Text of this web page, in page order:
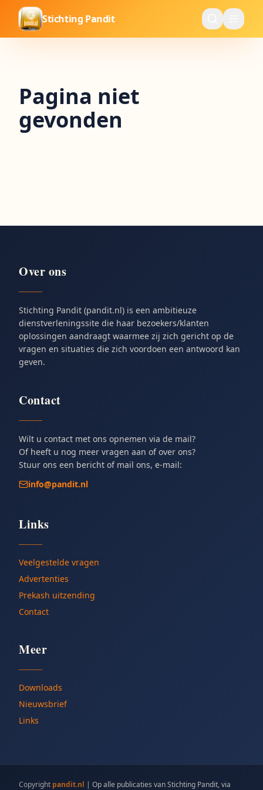
Stichting Pandit
Pagina niet
gevonden
Over ons
Stichting Pandit (pandit.nl) is een ambitieuze
dienstverleningssite die haar bezoekers/klanten
oplossingen aandraagt waarmee zij zich gericht op de
vragen en situaties die zich voordoen een antwoord kan
geven.
Contact
Wilt u contact met ons opnemen via de mail?
Of heeft u nog meer vragen aan of over ons?
Stuur ons een bericht of mail ons, e-mail:
info@pandit.nl
Links
Veelgestelde vragen
Advertenties
Prekash uitzending
Contact
Meer
Downloads
Nieuwsbrief
Links
Copyright pandit.nl | Op alle publicaties van Stichting Pandit, via